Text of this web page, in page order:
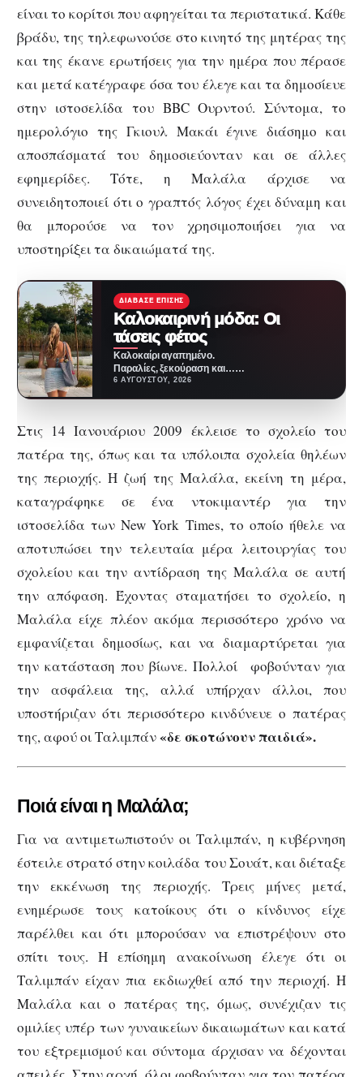
είναι το κορίτσι που αφηγείται τα περιστατικά. Κάθε
βράδυ, της τηλεφωνούσε στο κινητό της μητέρας της
και της έκανε ερωτήσεις για την ημέρα που πέρασε
και μετά κατέγραφε όσα του έλεγε και τα δημοσίευε
στην ιστοσελίδα του BBC Ουρντού. Σύντομα, το
ημερολόγιο της Γκιουλ Μακάι έγινε διάσημο και
αποσπάσματά του δημοσιεύονταν και σε άλλες
εφημερίδες. Τότε, η Μαλάλα άρχισε να
συνειδητοποιεί ότι ο γραπτός λόγος έχει δύναμη και
θα μπορούσε να τον χρησιμοποιήσει για να
υποστηρίξει τα δικαιώματά της.
ΔΙΆΒΑΣΕ ΕΠΊΣΗΣ
Καλοκαιρινή μόδα: Οι
τάσεις φέτος
Καλοκαίρι αγαπημένο.
Παραλίες, ξεκούραση και…
ζέστη! Καμία θερμοκρασία δε θα
6 ΑΥΓΟΎΣΤΟΥ, 2026
Στις 14 Ιανουάριου 2009 έκλεισε το σχολείο του
πατέρα της, όπως και τα υπόλοιπα σχολεία θηλέων
της περιοχής. Η ζωή της Μαλάλα, εκείνη τη μέρα,
καταγράφηκε σε ένα ντοκιμαντέρ για την
ιστοσελίδα των New York Times, το οποίο ήθελε να
αποτυπώσει την τελευταία μέρα λειτουργίας του
σχολείου και την αντίδραση της Μαλάλα σε αυτή
την απόφαση. Έχοντας σταματήσει το σχολείο, η
Μαλάλα είχε πλέον ακόμα περισσότερο χρόνο να
εμφανίζεται δημοσίως, και να διαμαρτύρεται για
την κατάσταση που βίωνε. Πολλοί φοβούνταν για
την ασφάλεια της, αλλά υπήρχαν άλλοι, που
υποστήριζαν ότι περισσότερο κινδύνευε ο πατέρας
της, αφού οι Ταλιμπάν«δε σκοτώνουν παιδιά».
Ποιά είναι η Μαλάλα;
Για να αντιμετωπιστούν οι Ταλιμπάν, η κυβέρνηση
έστειλε στρατό στην κοιλάδα του Σουάτ, και διέταξε
την εκκένωση της περιοχής. Τρεις μήνες μετά,
ενημέρωσε τους κατοίκους ότι ο κίνδυνος είχε
παρέλθει και ότι μπορούσαν να επιστρέψουν στο
σπίτι τους. Η επίσημη ανακοίνωση έλεγε ότι οι
Ταλιμπάν είχαν πια εκδιωχθεί από την περιοχή. Η
Μαλάλα και ο πατέρας της, όμως, συνέχιζαν τις
ομιλίες υπέρ των γυναικείων δικαιωμάτων και κατά
του εξτρεμισμού και σύντομα άρχισαν να δέχονται